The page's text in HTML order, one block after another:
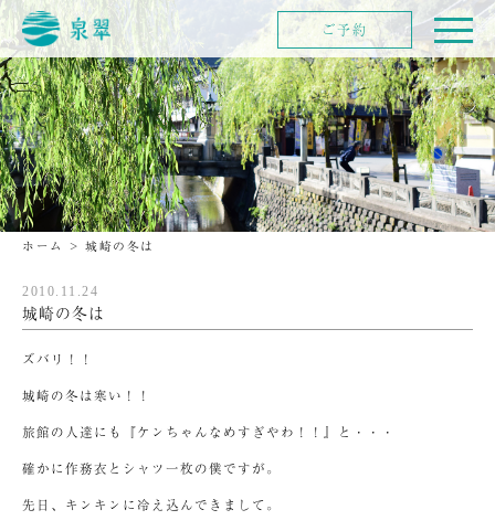
ホーム > 城崎の冬は
2010.11.24
城崎の冬は
ズバリ！！
城崎の冬は寒い！！
旅館の人達にも『ケンちゃんなめすぎやわ！！』と・・・
確かに作務衣とシャツ一枚の僕ですが。
先日、キンキンに冷え込んできまして。
ご予約